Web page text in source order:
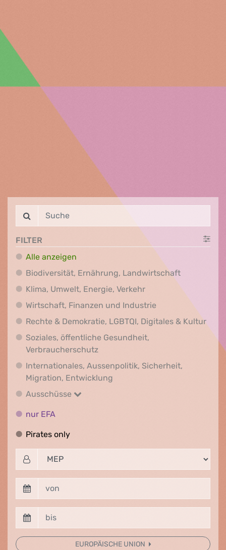
FILTER
Alle anzeigen
Biodiversität, Ernährung, Landwirtschaft
Klima, Umwelt, Energie, VerkehrKlima, Umwelt,
Wirtschaft, Finanzen und Industrie Wirtschaft,
Rechte & Demokratie, LGBTQI, Digitales & Kultur
Soziales, öffentliche Gesundheit,
VerbraucherschutzSoziales, öffentliche Gesundheit,
Internationales, Aussenpolitik, Sicherheit,
Migration, Entwicklung
Ausschüsse
Ausschüsse
nur EFA
Pirates onlyPirates only
EUROPÄISCHE UNION